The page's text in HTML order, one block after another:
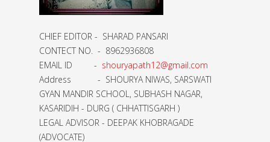
CHIEF EDITOR - SHARAD PANSARI
CONTECT NO. - 8962936808
EMAIL ID - shouryapath12@gmail.com
Address - SHOURYA NIWAS, SARSWATI
GYAN MANDIR SCHOOL, SUBHASH NAGAR,
KASARIDIH - DURG ( CHHATTISGARH )
LEGAL ADVISOR - DEEPAK KHOBRAGADE
(ADVOCATE)